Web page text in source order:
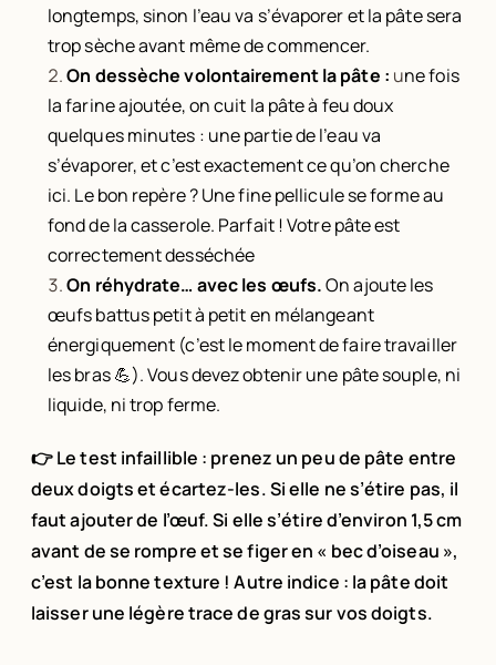
longtemps, sinon l’eau va s’évaporer et la pâte sera
trop sèche avant même de commencer.
On dessèche volontairement la pâte : une fois
la farine ajoutée, on cuit la pâte à feu doux
quelques minutes : une partie de l’eau va
s’évaporer, et c’est exactement ce qu’on cherche
ici. Le bon repère ? Une fine pellicule se forme au
fond de la casserole. Parfait ! Votre pâte est
correctement desséchée
On réhydrate… avec les œufs.On ajoute les
œufs battus petit à petit en mélangeant
énergiquement (c’est le moment de faire travailler
les bras 💪). Vous devez obtenir une pâte souple, ni
liquide, ni trop ferme.
👉 Le test infaillible : prenez un peu de pâte entre
deux doigts et écartez-les. Si elle ne s’étire pas, il
faut ajouter de l’œuf. Si elle s’étire d’environ 1,5 cm
avant de se rompre et se figer en « bec d’oiseau »,
c’est la bonne texture !Autre indice : la pâte doit
laisser une légère trace de gras sur vos doigts.